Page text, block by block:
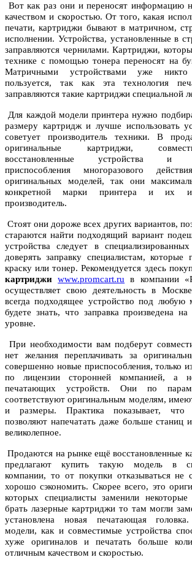
Вот как раз они и переносят информацию
качеством и скоростью. От того, какая
печати, картриджи бывают в матричном,
исполнении. Устройства, установленные в
заправляются чернилами. Картриджи,
технике с помощью тонера переносят на
Матричными устройствами уже никто
пользуется, так как эта технология
заправляются такие картриджи специальной
Для каждой модели принтера нужно
размеру картридж и лучше использовать
советует производитель техники. В
оригинальные картриджи,
восстановленные устройства и
приспособления многоразового
оригинальных моделей, так они
конкретной марки принтера и их
производитель.
Стоят они дороже всех других вариантов,
стараются найти подходящий вариант
устройства следует в
доверять заправку специалистам, которые
краску или тонер. Рекомендуется здесь
картриджи www.promcart.ru в компании
осуществляет свою деятельность в
всегда подходящее устройство под любую
будете знать, что заправка произведена
уровне.
При необходимости вам подберут
нет желания переплачивать за
совершенно новые приспособления, только
по лицензии сторонней компанией, а
печатающих устройств. Они по
соответствуют оригинальным моделям,
и размеры. Практика показывает, что
позволяют напечатать даже больше станиц
великолепное.
Продаются на рынке ещё восстановленные
предлагают купить такую модель в
компании, то от покупки отказываться не
хорошо сэкономить. Скорее всего, это
которых специалисты заменили
брать лазерные картриджи то там могли
установлена новая печатающая головка.
модели, как и совместимые устройства
хуже оригиналов и печатать больше
отличным качеством и скоростью.